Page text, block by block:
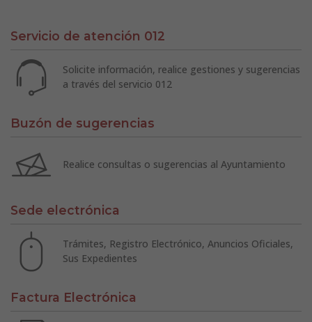
Servicio de atención 012
Solicite información, realice gestiones y sugerencias
a través del servicio 012
Buzón de sugerencias
Realice consultas o sugerencias al Ayuntamiento
Sede electrónica
Trámites, Registro Electrónico, Anuncios Oficiales,
Sus Expedientes
Factura Electrónica